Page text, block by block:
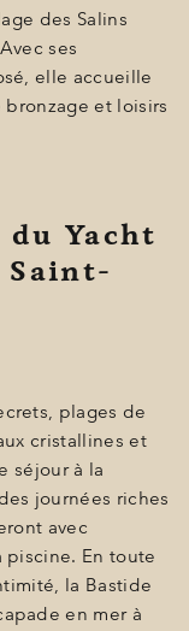
des Salins
ses
elle accueille
et loisirs
Yacht
Saint-
plages de
cristallines et
séjour à la
journées riches
avec
piscine. En toute
la Bastide
en mer à